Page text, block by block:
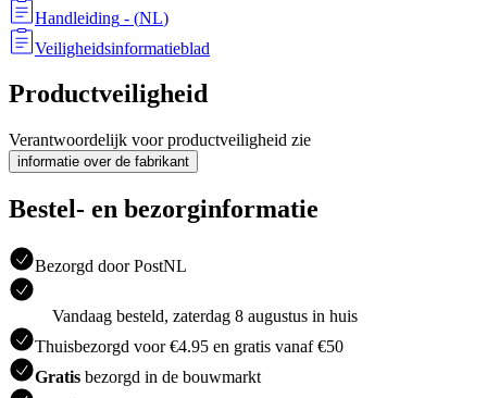
Handleiding - (NL)
Veiligheidsinformatieblad
Productveiligheid
Verantwoordelijk voor productveiligheid zie
informatie over de fabrikant
Bestel- en bezorginformatie
Bezorgd door PostNL
Vandaag besteld, zaterdag 8 augustus in huis
Thuisbezorgd voor €4.95 en gratis vanaf €50
Gratis bezorgd in de bouwmarkt